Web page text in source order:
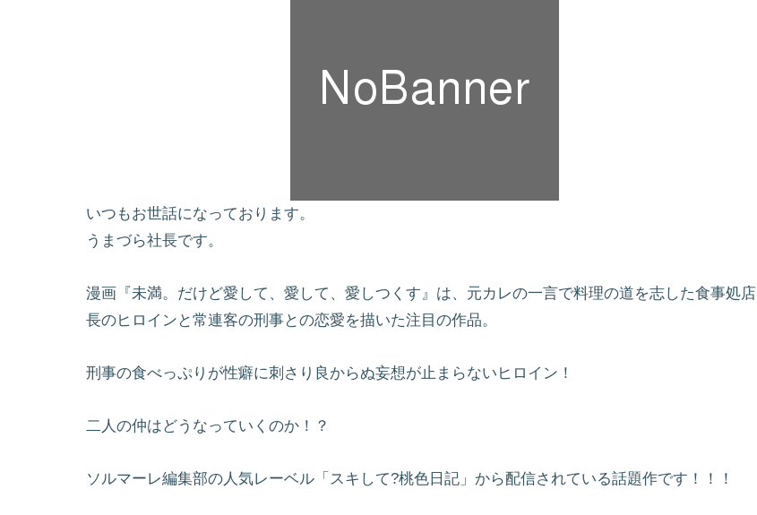
いつもお世話になっております。
うまづら社長です。
漫画『未満。だけど愛して、愛して、愛しつくす』は、元カレの一言で料理の道を志した食事処店
長のヒロインと常連客の刑事との恋愛を描いた注目の作品。
刑事の食べっぷりが性癖に刺さり良からぬ妄想が止まらないヒロイン！
二人の仲はどうなっていくのか！？
ソルマーレ編集部の人気レーベル「スキして?桃色日記」から配信されている話題作です！！！